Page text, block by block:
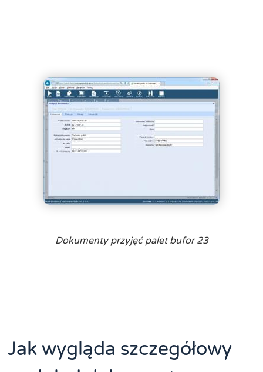
Dokumenty przyjęć palet bufor 23
Jak wygląda szczegółowy